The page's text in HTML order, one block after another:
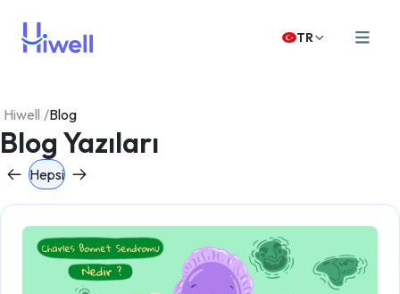
TR
Hiwell /Blog
Blog Yazıları
Hepsi